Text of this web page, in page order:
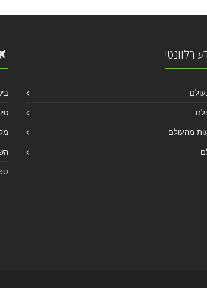
רלוונטי
מהעולם